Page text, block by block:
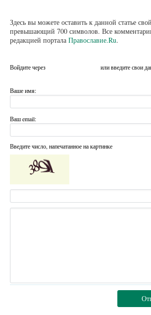
Здесь вы можете оставить к данной статье
превышающий 700 символов. Все
редакцией портала Православие.Ru.
Войдите через или введите свои
Ваше имя:
Ваш email:
Введите число, напечатанное на картинке